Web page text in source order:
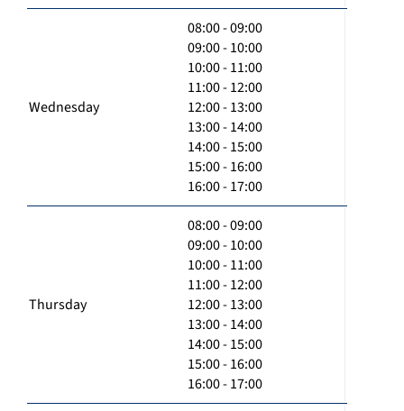
Wednesday
08:00 - 09:00
09:00 - 10:00
10:00 - 11:00
11:00 - 12:00
12:00 - 13:00
13:00 - 14:00
14:00 - 15:00
15:00 - 16:00
16:00 - 17:00
Thursday
08:00 - 09:00
09:00 - 10:00
10:00 - 11:00
11:00 - 12:00
12:00 - 13:00
13:00 - 14:00
14:00 - 15:00
15:00 - 16:00
16:00 - 17:00